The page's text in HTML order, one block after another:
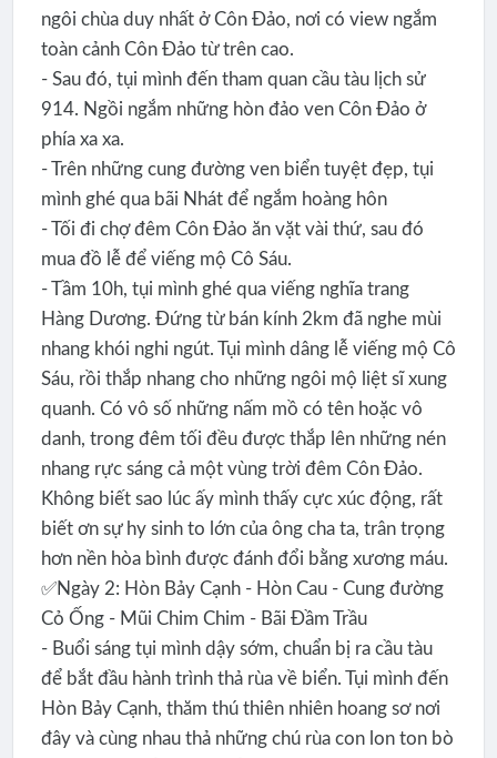
ngôi chùa duy nhất ở Côn Đảo, nơi có view ngắm
toàn cảnh Côn Đảo từ trên cao.
- Sau đó, tụi mình đến tham quan cầu tàu lịch sử
914. Ngồi ngắm những hòn đảo ven Côn Đảo ở
phía xa xa.
- Trên những cung đường ven biển tuyệt đẹp, tụi
mình ghé qua bãi Nhát để ngắm hoàng hôn
- Tối đi chợ đêm Côn Đảo ăn vặt vài thứ, sau đó
mua đồ lễ để viếng mộ Cô Sáu.
- Tầm 10h, tụi mình ghé qua viếng nghĩa trang
Hàng Dương. Đứng từ bán kính 2km đã nghe mùi
nhang khói nghi ngút. Tụi mình dâng lễ viếng mộ Cô
Sáu, rồi thắp nhang cho những ngôi mộ liệt sĩ xung
quanh. Có vô số những nấm mồ có tên hoặc vô
danh, trong đêm tối đều được thắp lên những nén
nhang rực sáng cả một vùng trời đêm Côn Đảo.
Không biết sao lúc ấy mình thấy cực xúc động, rất
biết ơn sự hy sinh to lớn của ông cha ta, trân trọng
hơn nền hòa bình được đánh đổi bằng xương máu.
✅Ngày 2: Hòn Bảy Cạnh - Hòn Cau - Cung đường
Cỏ Ống - Mũi Chim Chim - Bãi Đầm Trầu
- Buổi sáng tụi mình dậy sớm, chuẩn bị ra cầu tàu
để bắt đầu hành trình thả rùa về biển. Tụi mình đến
Hòn Bảy Cạnh, thăm thú thiên nhiên hoang sơ nơi
đây và cùng nhau thả những chú rùa con lon ton bò